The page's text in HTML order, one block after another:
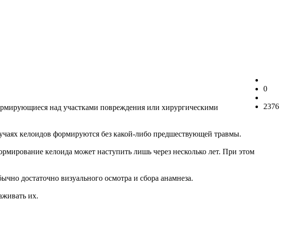
0
2376
над участками повреждения или хирургическими
келоидов формируются без какой-либо предшествующей травмы.
келоида может наступить лишь через несколько лет. При этом
достаточно визуального осмотра и сбора анамнеза.
их.